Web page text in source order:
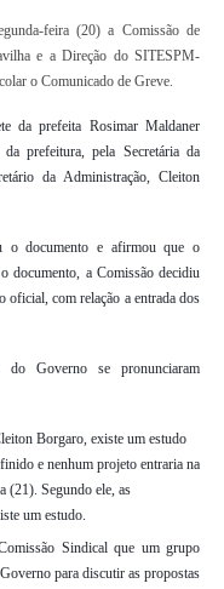
feira (20) a Comissão de
e a Direção do SITESPM-
o Comunicado de Greve.
da prefeita Rosimar Maldaner
prefeitura, pela Secretária da
da Administração, Cleiton
o documento e afirmou que o
documento, a Comissão decidiu
oficial, com relação a entrada dos
Governo se pronunciaram
Borgaro, existe um estudo
e nenhum projeto entraria na
(21). Segundo ele, as
um estudo.
Sindical que um grupo
para discutir as propostas